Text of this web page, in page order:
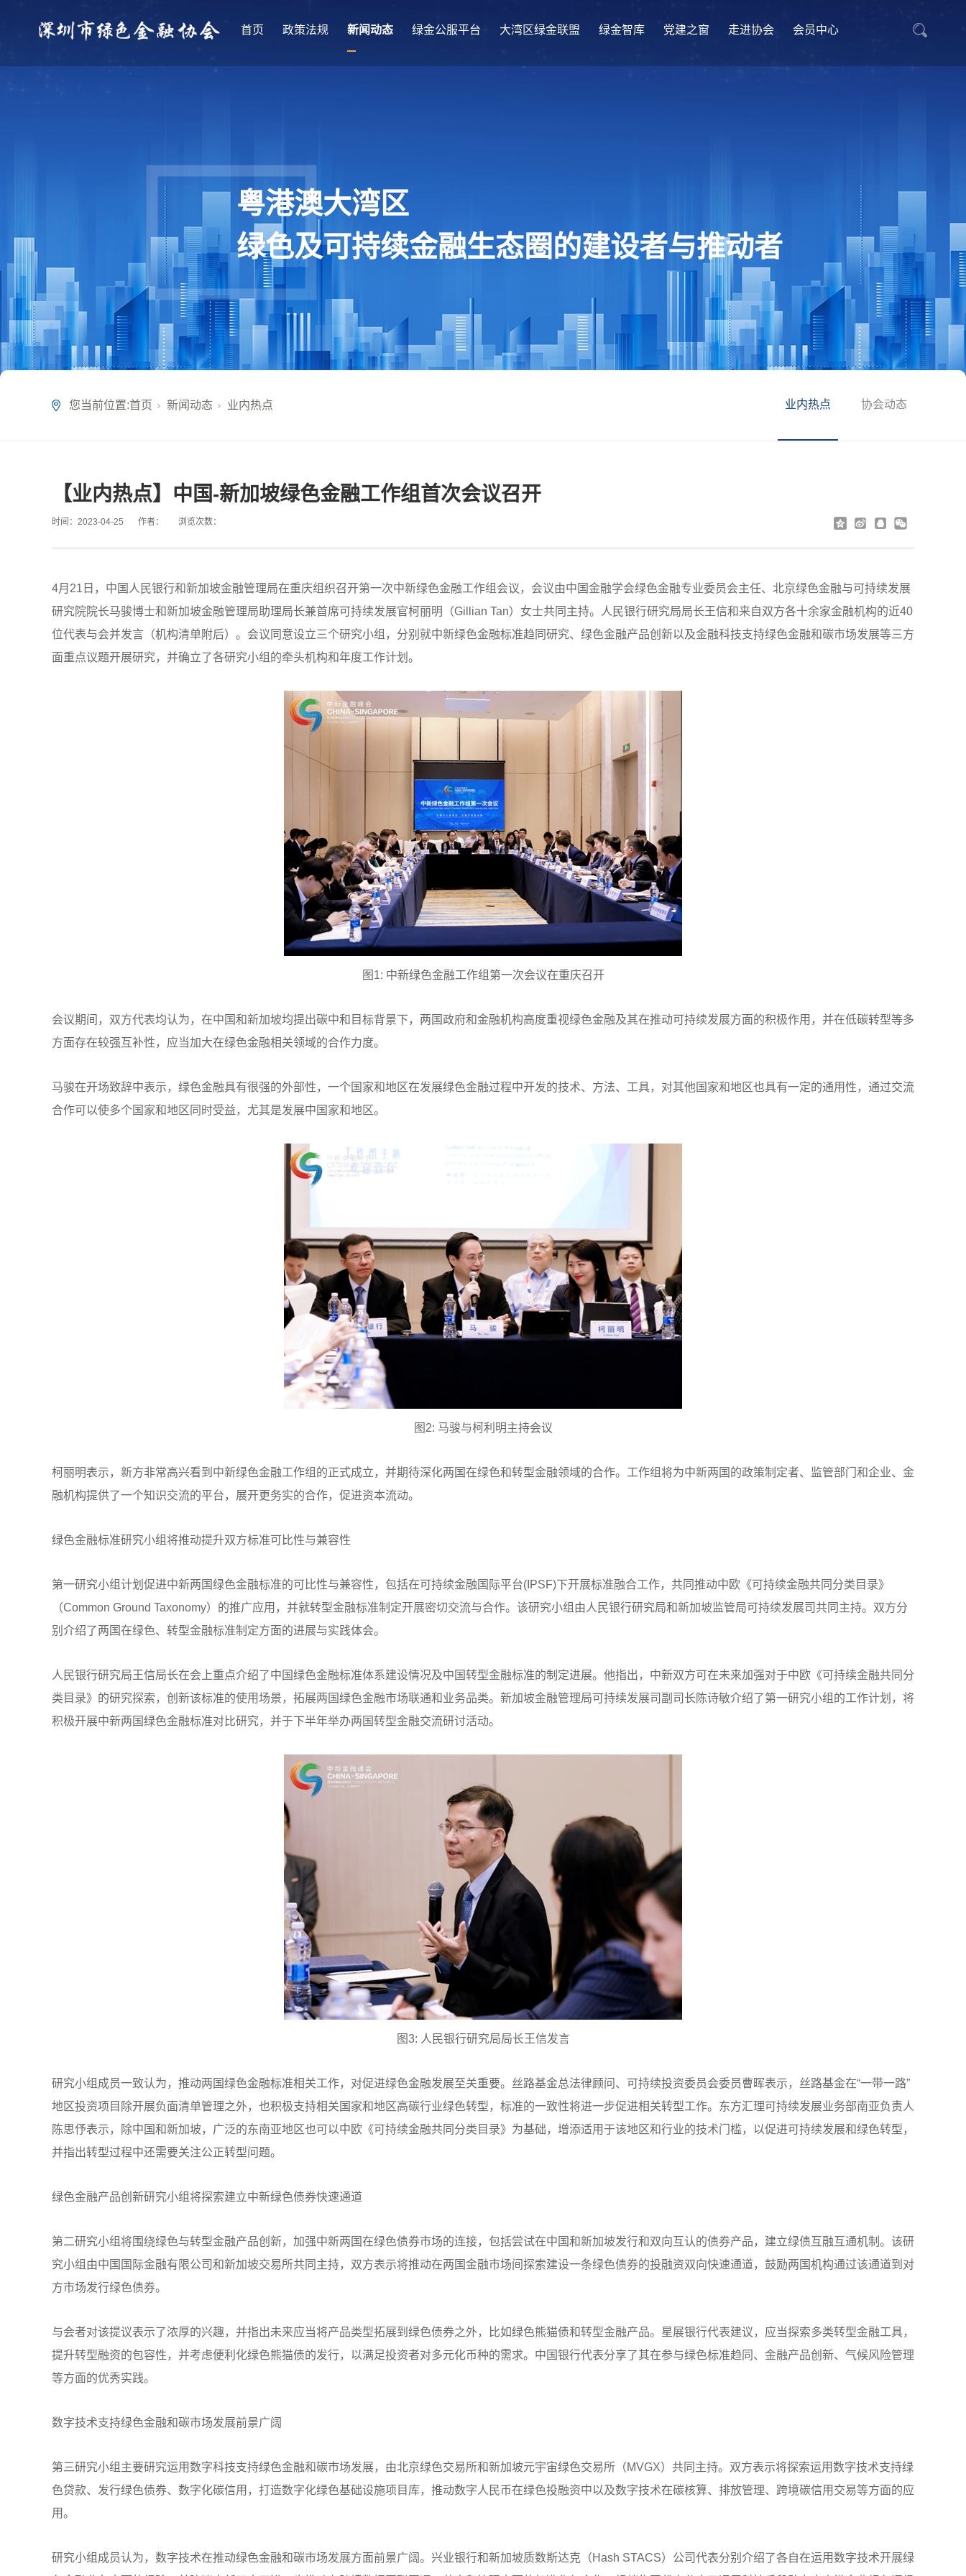
首页 政策法规 新闻动态 绿金公服平台 大湾区绿金联盟 绿金智库 党建之窗 走进协会 会员中心
粤港澳大湾区
绿色及可持续金融生态圈的建设者与推动者
您当前位置:首页 新闻动态 业内热点 业内热点 协会动态
【业内热点】中国-新加坡绿色金融工作组首次会议召开
时间： 2023-04-25 作者： 浏览次数：
4月21日，中国人民银行和新加坡金融管理局在重庆组织召开第一次中新绿色金融工作组会议，会议由中国金融学会绿色金融专业委员会主任、北京绿色金融与可持续发展
研究院院长马骏博士和新加坡金融管理局助理局长兼首席可持续发展官柯丽明（Gillian Tan）女士共同主持。人民银行研究局局长王信和来自双方各十余家金融机构的近40
位代表与会并发言（机构清单附后）。会议同意设立三个研究小组，分别就中新绿色金融标准趋同研究、绿色金融产品创新以及金融科技支持绿色金融和碳市场发展等三方
面重点议题开展研究，并确立了各研究小组的牵头机构和年度工作计划。
图1: 中新绿色金融工作组第一次会议在重庆召开
会议期间，双方代表均认为，在中国和新加坡均提出碳中和目标背景下，两国政府和金融机构高度重视绿色金融及其在推动可持续发展方面的积极作用，并在低碳转型等多
方面存在较强互补性，应当加大在绿色金融相关领域的合作力度。
马骏在开场致辞中表示，绿色金融具有很强的外部性，一个国家和地区在发展绿色金融过程中开发的技术、方法、工具，对其他国家和地区也具有一定的通用性，通过交流
合作可以使多个国家和地区同时受益，尤其是发展中国家和地区。
图2: 马骏与柯利明主持会议
柯丽明表示，新方非常高兴看到中新绿色金融工作组的正式成立，并期待深化两国在绿色和转型金融领域的合作。工作组将为中新两国的政策制定者、监管部门和企业、金
融机构提供了一个知识交流的平台，展开更务实的合作，促进资本流动。
绿色金融标准研究小组将推动提升双方标准可比性与兼容性
第一研究小组计划促进中新两国绿色金融标准的可比性与兼容性，包括在可持续金融国际平台(IPSF)下开展标准融合工作，共同推动中欧《可持续金融共同分类目录》
（Common Ground Taxonomy）的推广应用，并就转型金融标准制定开展密切交流与合作。该研究小组由人民银行研究局和新加坡监管局可持续发展司共同主持。双方分
别介绍了两国在绿色、转型金融标准制定方面的进展与实践体会。
人民银行研究局王信局长在会上重点介绍了中国绿色金融标准体系建设情况及中国转型金融标准的制定进展。他指出，中新双方可在未来加强对于中欧《可持续金融共同分
类目录》的研究探索，创新该标准的使用场景，拓展两国绿色金融市场联通和业务品类。新加坡金融管理局可持续发展司副司长陈诗敏介绍了第一研究小组的工作计划，将
积极开展中新两国绿色金融标准对比研究，并于下半年举办两国转型金融交流研讨活动。
图3: 人民银行研究局局长王信发言
研究小组成员一致认为，推动两国绿色金融标准相关工作，对促进绿色金融发展至关重要。丝路基金总法律顾问、可持续投资委员会委员曹晖表示，丝路基金在“一带一路”
地区投资项目除开展负面清单管理之外，也积极支持相关国家和地区高碳行业绿色转型，标准的一致性将进一步促进相关转型工作。东方汇理可持续发展业务部南亚负责人
陈思伃表示，除中国和新加坡，广泛的东南亚地区也可以中欧《可持续金融共同分类目录》为基础，增添适用于该地区和行业的技术门槛，以促进可持续发展和绿色转型，
并指出转型过程中还需要关注公正转型问题。
绿色金融产品创新研究小组将探索建立中新绿色债券快速通道
第二研究小组将围绕绿色与转型金融产品创新，加强中新两国在绿色债券市场的连接，包括尝试在中国和新加坡发行和双向互认的债券产品，建立绿债互融互通机制。该研
究小组由中国国际金融有限公司和新加坡交易所共同主持，双方表示将推动在两国金融市场间探索建设一条绿色债券的投融资双向快速通道，鼓励两国机构通过该通道到对
方市场发行绿色债券。
与会者对该提议表示了浓厚的兴趣，并指出未来应当将产品类型拓展到绿色债券之外，比如绿色熊猫债和转型金融产品。星展银行代表建议，应当探索多类转型金融工具，
提升转型融资的包容性，并考虑便利化绿色熊猫债的发行，以满足投资者对多元化币种的需求。中国银行代表分享了其在参与绿色标准趋同、金融产品创新、气候风险管理
等方面的优秀实践。
数字技术支持绿色金融和碳市场发展前景广阔
第三研究小组主要研究运用数字科技支持绿色金融和碳市场发展，由北京绿色交易所和新加坡元宇宙绿色交易所（MVGX）共同主持。双方表示将探索运用数字技术支持绿
色贷款、发行绿色债券、数字化碳信用，打造数字化绿色基础设施项目库，推动数字人民币在绿色投融资中以及数字技术在碳核算、排放管理、跨境碳信用交易等方面的应
用。
研究小组成员认为，数字技术在推动绿色金融和碳市场发展方面前景广阔。兴业银行和新加坡质数斯达克（Hash STACS）公司代表分别介绍了各自在运用数字技术开展绿